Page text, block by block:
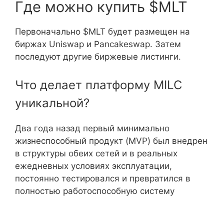
Где можно купить $MLT
Первоначально $MLT будет размещен на
биржах Uniswap и Pancakeswap. Затем
последуют другие биржевые листинги.
Что делает платформу MILC
уникальной?
Два года назад первый минимально
жизнеспособный продукт (MVP) был внедрен
в структуры обеих сетей и в реальных
ежедневных условиях эксплуатации,
постоянно тестировался и превратился в
полностью работоспособную систему